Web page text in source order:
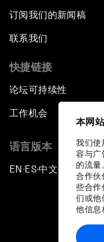
本网
我们使
容与广
的流量
合作伙
些合作
们或他
他信息
订阅我们的新闻稿
联系我们
快捷链接
论坛可持续性
工作机会
语言版本
EN ▪ES▪中文▪ 日本語